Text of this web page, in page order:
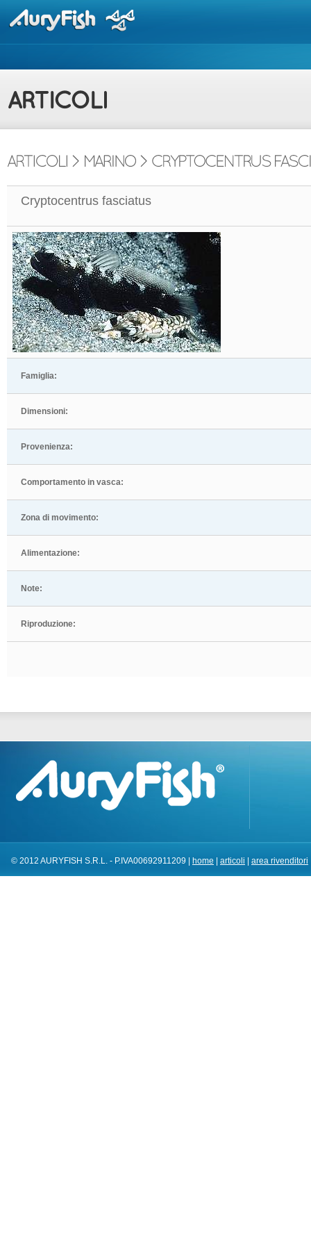
Cryptocentrus fasciatus
Famiglia:
Dimensioni:
Provenienza:
Comportamento in vasca:
Zona di movimento:
Alimentazione:
Note:
Riproduzione:
© 2012 AURYFISH S.R.L. - P.IVA00692911209 | home articoli area rivenditori